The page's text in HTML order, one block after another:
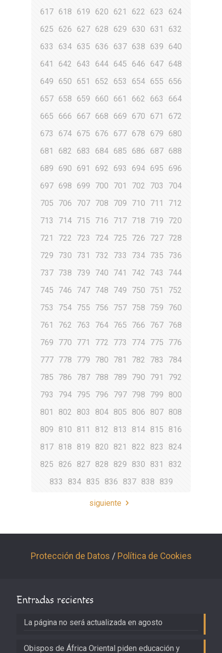
617 618 619 620 621 622 623
624
625
626 627 628 629 630 631
632
633
634 635 636 637 638 639 640
641
642 643 644 645 646 647 648
649
650 651 652 653 654 655 656
657 658 659 660 661 662 663
664
665
666 667 668 669 670 671
672
673
674 675 676 677 678 679
680
681
682 683 684 685 686 687 688
689
690 691 692 693 694 695
696
697 698 699 700 701 702 703
704
705
706 707 708 709 710 711
712
713
714 715 716 717 718 719
720
721
722 723 724 725 726 727 728
729
730 731 732 733 734 735
736
737 738 739 740 741 742 743
744
745
746 747 748 749 750 751
752
753
754 755 756 757 758 759
760
761
762 763 764 765 766 767 768
769
770 771 772 773 774 775
776
777 778 779 780 781 782 783
784
785
786 787 788 789 790 791
792
793
794 795 796 797 798 799
800
801
802 803 804 805 806 807 808
809
810 811 812 813 814 815
816
817 818 819 820 821 822 823
824
825
826 827 828 829 830 831
832
833
834 835 836 837 838 839
siguiente
Protección de Datos / Política de Cookies
Entradas recientes
La página no será actualizada en agosto
Obispos de África Oriental piden educación y